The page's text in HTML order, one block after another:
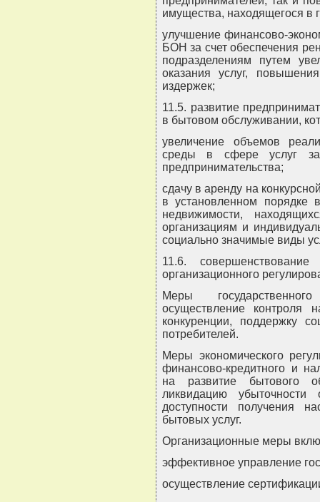
имущества, находящегося в
улучшение финансово-
БОН за счет обеспечения
подразделениям путем
оказания услуг,
издержек;
11.5. развитие
в бытовом обслуживании,
увеличение объемов
среды в сфере услуг за
предпринимательства;
сдачу в аренду на
в установленном порядке
недвижимости,
организациям и
социально значимые виды
11.6. совершенствование
организационного
Меры
осуществление контроля
конкуренции, поддержку
потребителей.
Меры экономического
финансово-кредитного и
на развитие бытового
ликвидацию убыточности
доступности получения
бытовых услуг.
Организационные меры
эффективное управление
осуществление